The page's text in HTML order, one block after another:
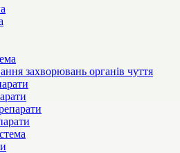
захворювань органів чуття